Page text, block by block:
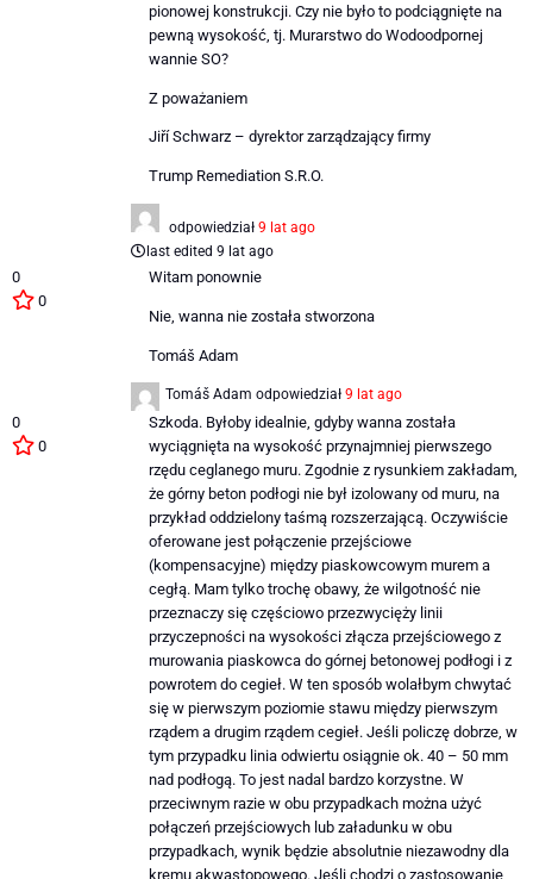
pionowej konstrukcji. Czy nie było to podciągnięte na
pewną wysokość, tj. Murarstwo do Wodoodpornej
wannie SO?
Z poważaniem
Jiří Schwarz – dyrektor zarządzający firmy
Trump Remediation S.R.O.
odpowiedział 9 lat ago
last edited 9 lat ago
0
0
Witam ponownie
Nie, wanna nie została stworzona
Tomáš Adam
Tomáš Adam odpowiedział 9 lat ago
0
0
Szkoda. Byłoby idealnie, gdyby wanna została
wyciągnięta na wysokość przynajmniej pierwszego
rzędu ceglanego muru. Zgodnie z rysunkiem zakładam,
że górny beton podłogi nie był izolowany od muru, na
przykład oddzielony taśmą rozszerzającą. Oczywiście
oferowane jest połączenie przejściowe
(kompensacyjne) między piaskowcowym murem a
cegłą. Mam tylko trochę obawy, że wilgotność nie
przeznaczy się częściowo przezwycięży linii
przyczepności na wysokości złącza przejściowego z
murowania piaskowca do górnej betonowej podłogi i z
powrotem do cegieł. W ten sposób wolałbym chwytać
się w pierwszym poziomie stawu między pierwszym
rządem a drugim rządem cegieł. Jeśli policzę dobrze, w
tym przypadku linia odwiertu osiągnie ok. 40 – 50 mm
nad podłogą. To jest nadal bardzo korzystne. W
przeciwnym razie w obu przypadkach można użyć
połączeń przejściowych lub załadunku w obu
przypadkach, wynik będzie absolutnie niezawodny dla
kremu akwastopowego. Jeśli chodzi o zastosowanie